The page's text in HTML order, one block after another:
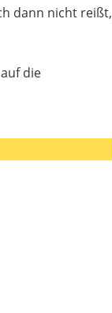
dann nicht reißt,
die